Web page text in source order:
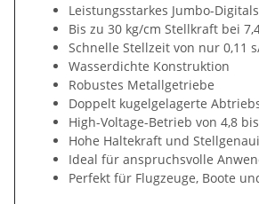
Leistungsstarkes Jumbo-
Bis zu 30 kg/cm Stellkraft bei
Schnelle Stellzeit von nur 0,11
Wasserdichte Konstruktion
Robustes Metallgetriebe
Doppelt kugelgelagerte
High-Voltage-Betrieb von 4,8
Hohe Haltekraft und
Ideal für anspruchsvolle
Perfekt für Flugzeuge, Boote